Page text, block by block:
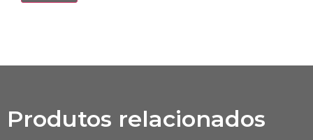
Produtos relacionados